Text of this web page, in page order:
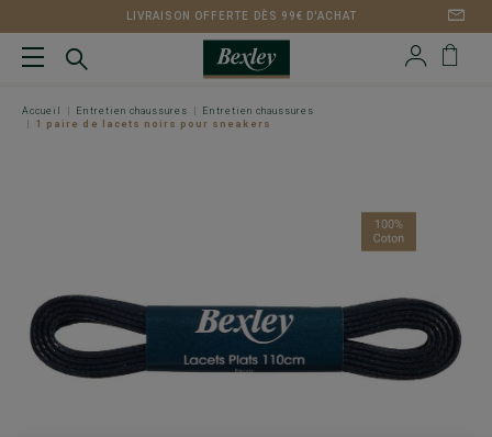
LIVRAISON OFFERTE DÈS 99€ D'ACHAT
Accueil Entretien chaussures
Entretien chaussures
1 paire de lacets noirs pour sneakers